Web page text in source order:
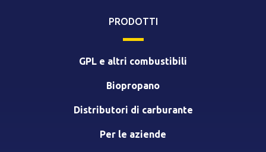
PRODOTTI
GPL e altri combustibili
Biopropano
Distributori di carburante
Per le aziende